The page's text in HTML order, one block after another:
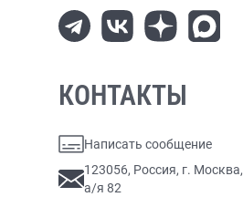
КОНТАКТЫ
Написать сообщение
123056, Россия, г. Москва,
а/я 82